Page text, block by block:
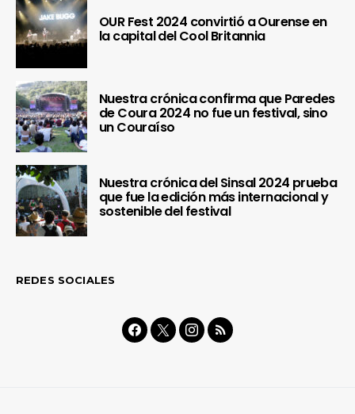
OUR Fest 2024 convirtió a Ourense en
la capital del Cool Britannia
Nuestra crónica confirma que Paredes
de Coura 2024 no fue un festival, sino
un Couraíso
Nuestra crónica del Sinsal 2024 prueba
que fue la edición más internacional y
sostenible del festival
REDES SOCIALES